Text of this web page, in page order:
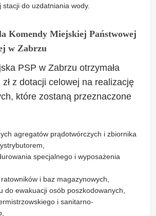
stacji do uzdatniania wody.
Komendy Miejskiej Państwowej
w Zabrzu
PSP w Zabrzu otrzymała
z dotacji celowej na realizację
które zostaną przeznaczone
agregatów prądotwórczych i zbiornika
specjalnego i wyposażenia
i baz magazynowych,
do ewakuacji osób poszkodowanych,
i sanitarno-